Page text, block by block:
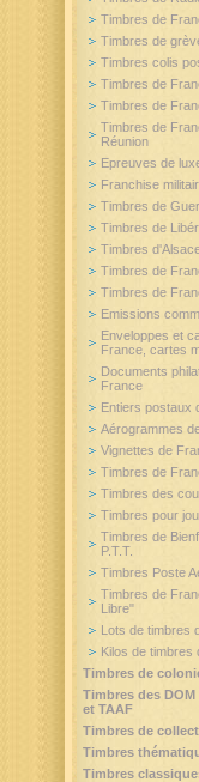
Timbres de
Timbres de
Timbres colis
Timbres de
Timbres de
Timbres de
Réunion
Epreuves de
Franchise
Timbres de
Timbres de
Timbres
Timbres de
Timbres de
Emissions
Enveloppes et
France, cartes
Documents
France
Entiers postaux
Aérogrammes
Vignettes de
Timbres de
Timbres des
Timbres pour
Timbres de
P.T.T.
Timbres Poste
Timbres de
Libre"
Lots de timbres
Kilos de timbres
Timbres de
Timbres des DOM
et TAAF
Timbres de
Timbres
Timbres